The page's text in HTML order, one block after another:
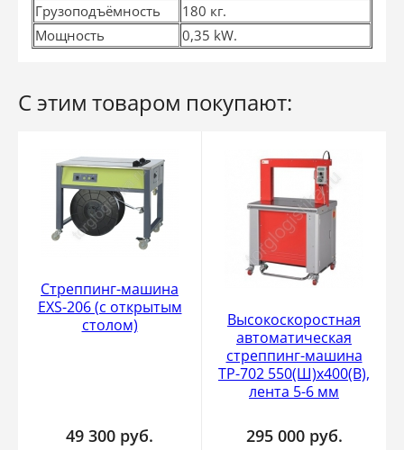
Грузоподъёмность
180 кг.
Мощность
0,35 kW.
С этим товаром покупают:
Стреппинг-машина
EXS-206 (с открытым
столом)
49 300 руб.
Высокоскоростная
автоматическая
стреппинг-машина
ТР-702 550(Ш)х400(В),
лента 5-6 мм
295 000 руб.